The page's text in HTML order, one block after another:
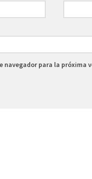
navegador para la próxima